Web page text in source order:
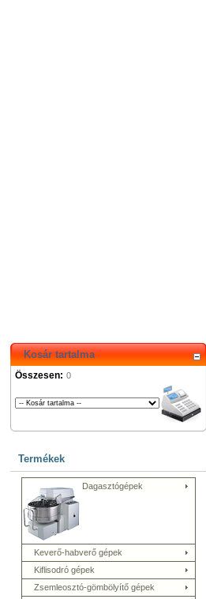
Kosár tartalma
Összesen: 0
Termékek
Dagasztógépek
Keverő-habverő gépek
Kiflisodró gépek
Zsemleosztó-gömbölyítő gépek